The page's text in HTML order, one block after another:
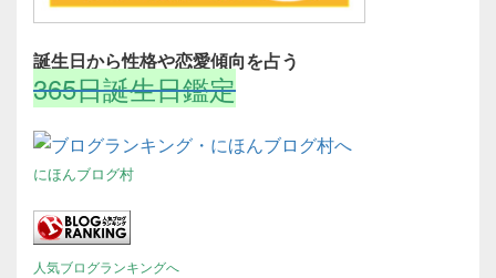
誕生日から性格や恋愛傾向を占う
365日誕生日鑑定
にほんブログ村
人気ブログランキングへ